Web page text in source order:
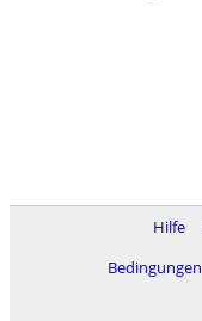
Hilfe
Bedingungen